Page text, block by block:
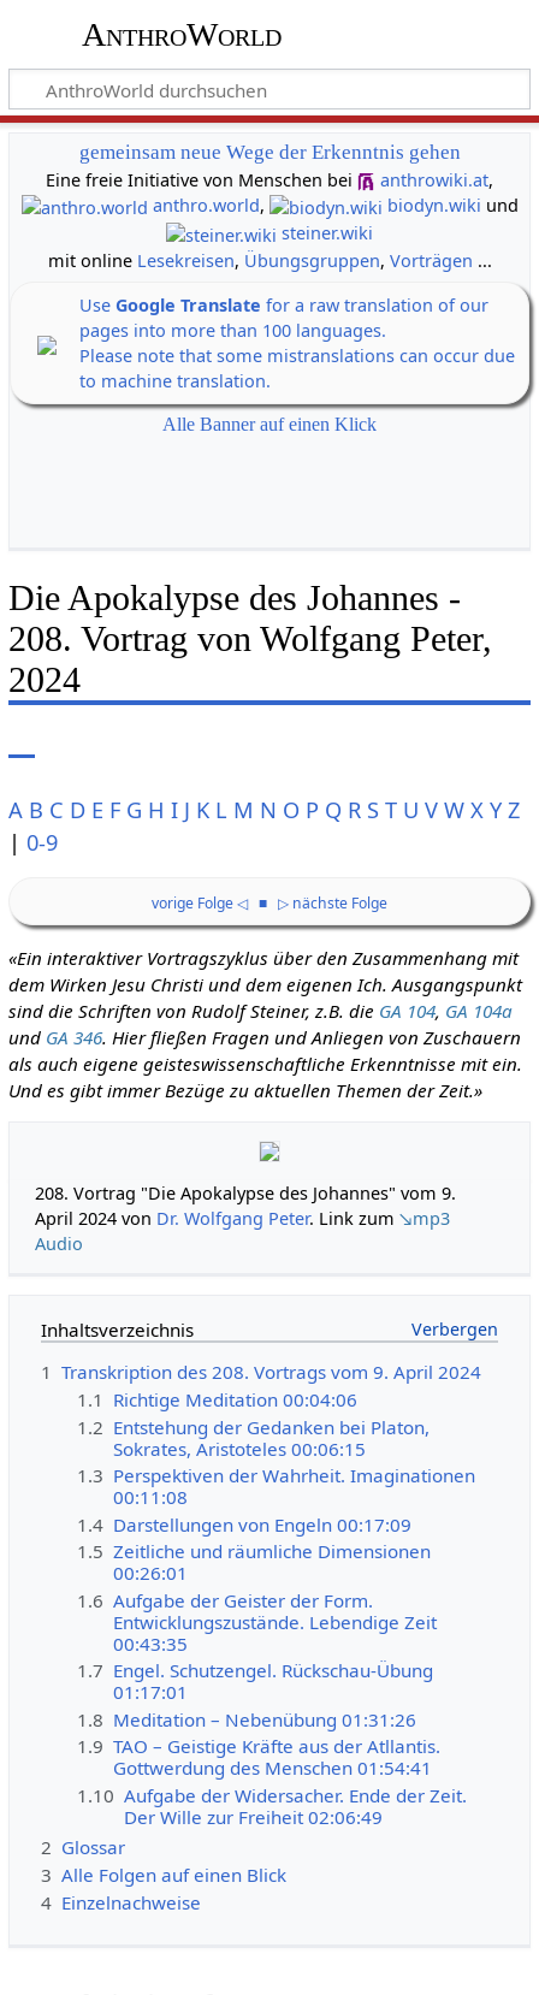
AnthroWorld
gemeinsam neue Wege der Erkenntnis gehen
Eine freie Initiative von Menschen bei
anthrowiki.at,
anthro.world, biodyn.wiki und
steiner.wiki
mit online Lesekreisen, Übungsgruppen, Vorträgen ...
Use Google Translate for a raw translation of our
pages into more than 100 languages.
Please note that some mistranslations can occur due
to machine translation.
Alle Banner auf einen Klick
Die Apokalypse des Johannes -
208. Vortrag von Wolfgang Peter,
2024
A B C D E F G H I J K L M N O P Q R S T U V W X Y Z
| 0-9
vorige Folge ◁ ■ ▷ nächste Folge
«Ein interaktiver Vortragszyklus über den Zusammenhang mit
dem Wirken Jesu Christi und dem eigenen Ich. Ausgangspunkt
sind die Schriften von Rudolf Steiner, z.B. die GA 104, GA 104a
und GA 346. Hier fließen Fragen und Anliegen von Zuschauern
als auch eigene geisteswissenschaftliche Erkenntnisse mit ein.
Und es gibt immer Bezüge zu aktuellen Themen der Zeit.»
208. Vortrag "Die Apokalypse des Johannes" vom 9.
April 2024 von Dr. Wolfgang Peter. Link zum↘mp3
Audio
Inhaltsverzeichnis
1 Transkription des 208. Vortrags vom 9. April 2024
1.1 Richtige Meditation 00:04:06
1.2 Entstehung der Gedanken bei Platon,
Sokrates, Aristoteles 00:06:15
1.3 Perspektiven der Wahrheit. Imaginationen
00:11:08
1.4 Darstellungen von Engeln 00:17:09
1.5 Zeitliche und räumliche Dimensionen
00:26:01
1.6 Aufgabe der Geister der Form.
Entwicklungszustände. Lebendige Zeit
00:43:35
1.7 Engel. Schutzengel. Rückschau-Übung
01:17:01
1.8 Meditation – Nebenübung 01:31:26
1.9 TAO – Geistige Kräfte aus der Atllantis.
Gottwerdung des Menschen 01:54:41
1.10 Aufgabe der Widersacher. Ende der Zeit.
Der Wille zur Freiheit 02:06:49
2 Glossar
3 Alle Folgen auf einen Blick
4 Einzelnachweise